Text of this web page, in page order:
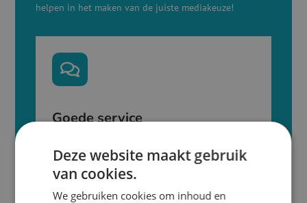
helpen in het maken van de juiste mediakeuze!

Goede service
van email of telefoon en wij staan je direct te
woord.
Deze website maakt gebruik
van cookies.
We gebruiken cookies om inhoud en